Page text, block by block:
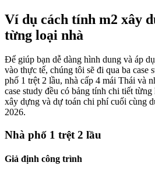
Ví dụ cách tính m2 xây
từng loại nhà
Để giúp bạn dễ dàng hình dung và áp
vào thực tế, chúng tôi sẽ đi qua ba case
phố 1 trệt 2 lầu, nhà cấp 4 mái Thái và
case study đều có bảng tính chi tiết
xây dựng và dự toán chi phí cuối cùng
2026.
Nhà phố 1 trệt 2 lầu
Giả định công trình